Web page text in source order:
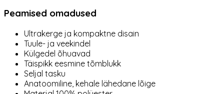
Peamised omadused
Ultrakerge ja kompaktne disain
Tuule- ja veekindel
Külgedel õhuavad
Täispikk eesmine tõmblukk
Seljal tasku
Anatoomiline, kehale lähedane lõige